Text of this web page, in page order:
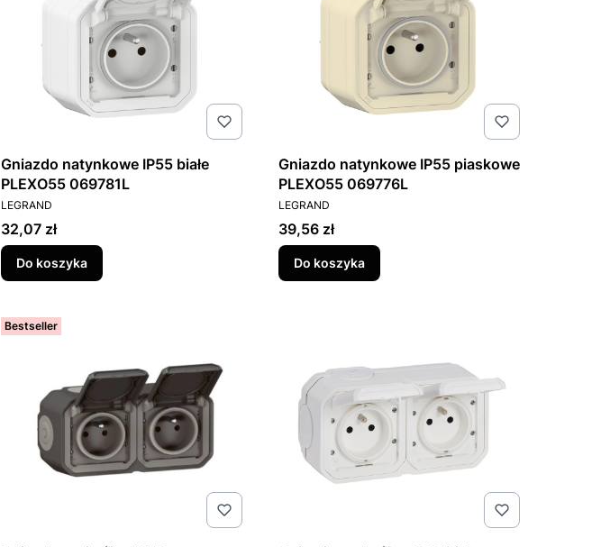
Gniazdo natynkowe IP55 białe
PLEXO55 069781L
PRODUCENT
LEGRAND
Cena
32,07 zł
Do koszyka
Gniazdo natynkowe IP55 piaskowe
PLEXO55 069776L
PRODUCENT
LEGRAND
Cena
39,56 zł
Do koszyka
Bestseller